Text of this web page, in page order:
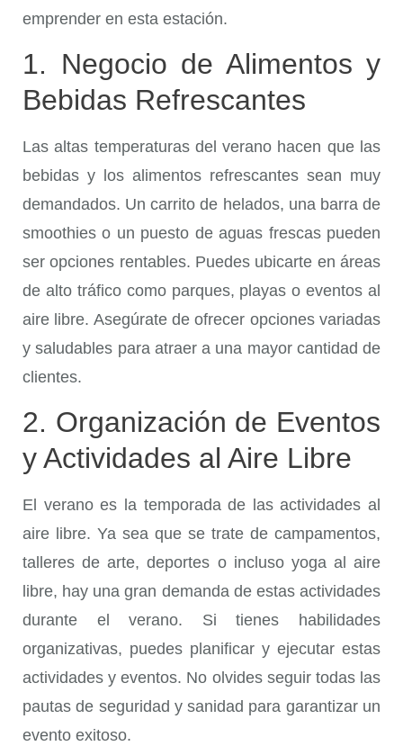
emprender en esta estación.
1. Negocio de Alimentos y
Bebidas Refrescantes
Las altas temperaturas del verano hacen que las
bebidas y los alimentos refrescantes sean muy
demandados. Un carrito de helados, una barra de
smoothies o un puesto de aguas frescas pueden
ser opciones rentables. Puedes ubicarte en áreas
de alto tráfico como parques, playas o eventos al
aire libre. Asegúrate de ofrecer opciones variadas
y saludables para atraer a una mayor cantidad de
clientes.
2. Organización de Eventos
y Actividades al Aire Libre
El verano es la temporada de las actividades al
aire libre. Ya sea que se trate de campamentos,
talleres de arte, deportes o incluso yoga al aire
libre, hay una gran demanda de estas actividades
durante el verano. Si tienes habilidades
organizativas, puedes planificar y ejecutar estas
actividades y eventos. No olvides seguir todas las
pautas de seguridad y sanidad para garantizar un
evento exitoso.